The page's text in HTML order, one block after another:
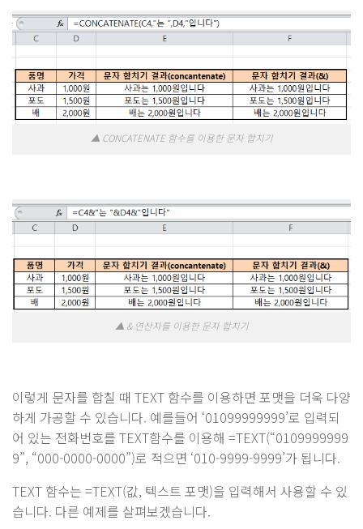
▲ CONCATENATE 함수를 이용한 문자 합치기
▲ & 연산자를 이용한 문자 합치기
이렇게 문자를 합칠 때 TEXT 함수를 이용하면 포맷을 더욱 다양
하게 가공할 수 있습니다. 예를들어 ‘01099999999’로 입력되
어 있는 전화번호를 TEXT함수를 이용해 =TEXT(“0109999999
9”, “000-0000-0000”)로 적으면 ‘010-9999-9999’가 됩니다.
TEXT 함수는 =TEXT(값, 텍스트 포맷)을 입력해서 사용할 수 있
습니다. 다른 예제를 살펴보겠습니다.